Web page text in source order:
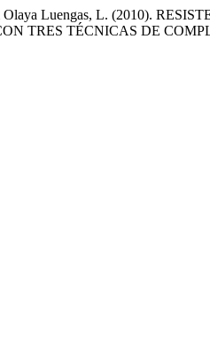
Olaya Luengas, L. (2010).
TRES TÉCNICAS DE